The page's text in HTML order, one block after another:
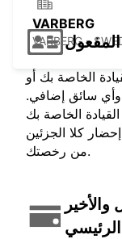
VARBERG
VARBERG -
الخاصة بك أو
وأي سائق إضافي.
الخاصة بك
كلا الجزئين
من رخصتك.
والأخير